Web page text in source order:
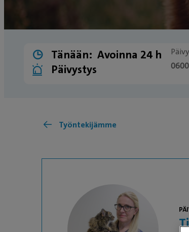
Tänään: Avoinna 24 h
Päivystys
Työntekijämme